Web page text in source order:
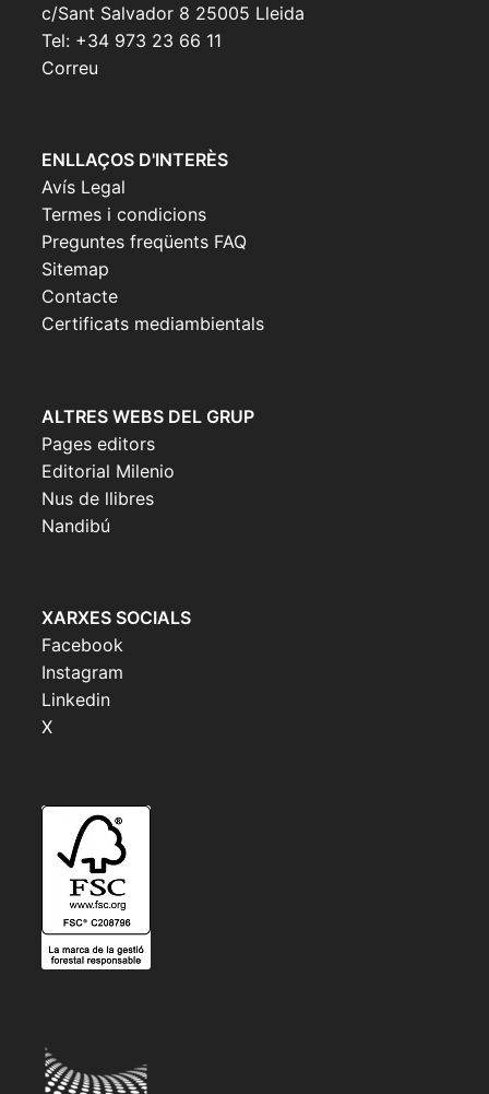
c/Sant Salvador 8 25005 Lleida
Tel: +34 973 23 66 11
Correu
ENLLAÇOS D'INTERÈS
Avís Legal
Termes i condicions
Preguntes freqüents FAQ
Sitemap
Contacte
Certificats mediambientals
ALTRES WEBS DEL GRUP
Pages editors
Editorial Milenio
Nus de llibres
Nandibú
XARXES SOCIALS
Facebook
Instagram
Linkedin
X